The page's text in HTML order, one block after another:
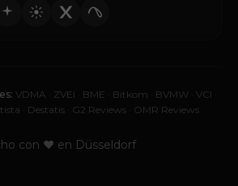
VDMA ZVEI BME Bitkom BVMW· VCI
Destatis· G2 Reviews· OMR Reviews
con ♥ en Düsseldorf